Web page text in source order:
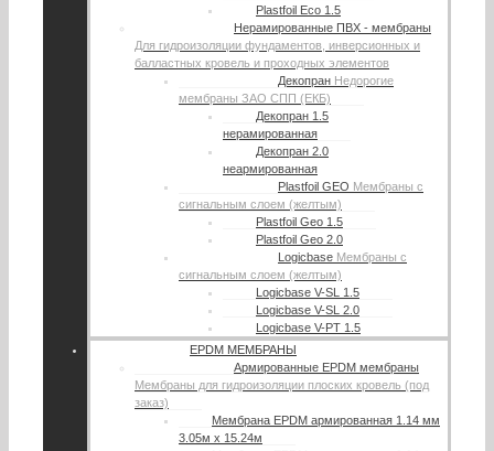
Plastfoil Eco 1.5
Нерамированные ПВХ - мембраны
Для гидроизоляции фундаментов, инверсионных и
балластных кровель и проходных элементов
Декопран Недорогие
мембраны ЗАО СПП (ЕКБ)
Декопран 1.5
нерамированная
Декопран 2.0
неармированная
Plastfoil GEO Мембраны с
сигнальным слоем (желтым)
Plastfoil Geo 1.5
Plastfoil Geo 2.0
Logicbase Мембраны с
сигнальным слоем (желтым)
Logicbase V-SL 1.5
Logicbase V-SL 2.0
Logicbase V-PT 1.5
EPDM МЕМБРАНЫ
Армированные EPDM мембраны
Мембраны для гидроизоляции плоских кровель (под
заказ)
Мембрана EPDM армированная 1.14 мм
3.05м х 15.24м